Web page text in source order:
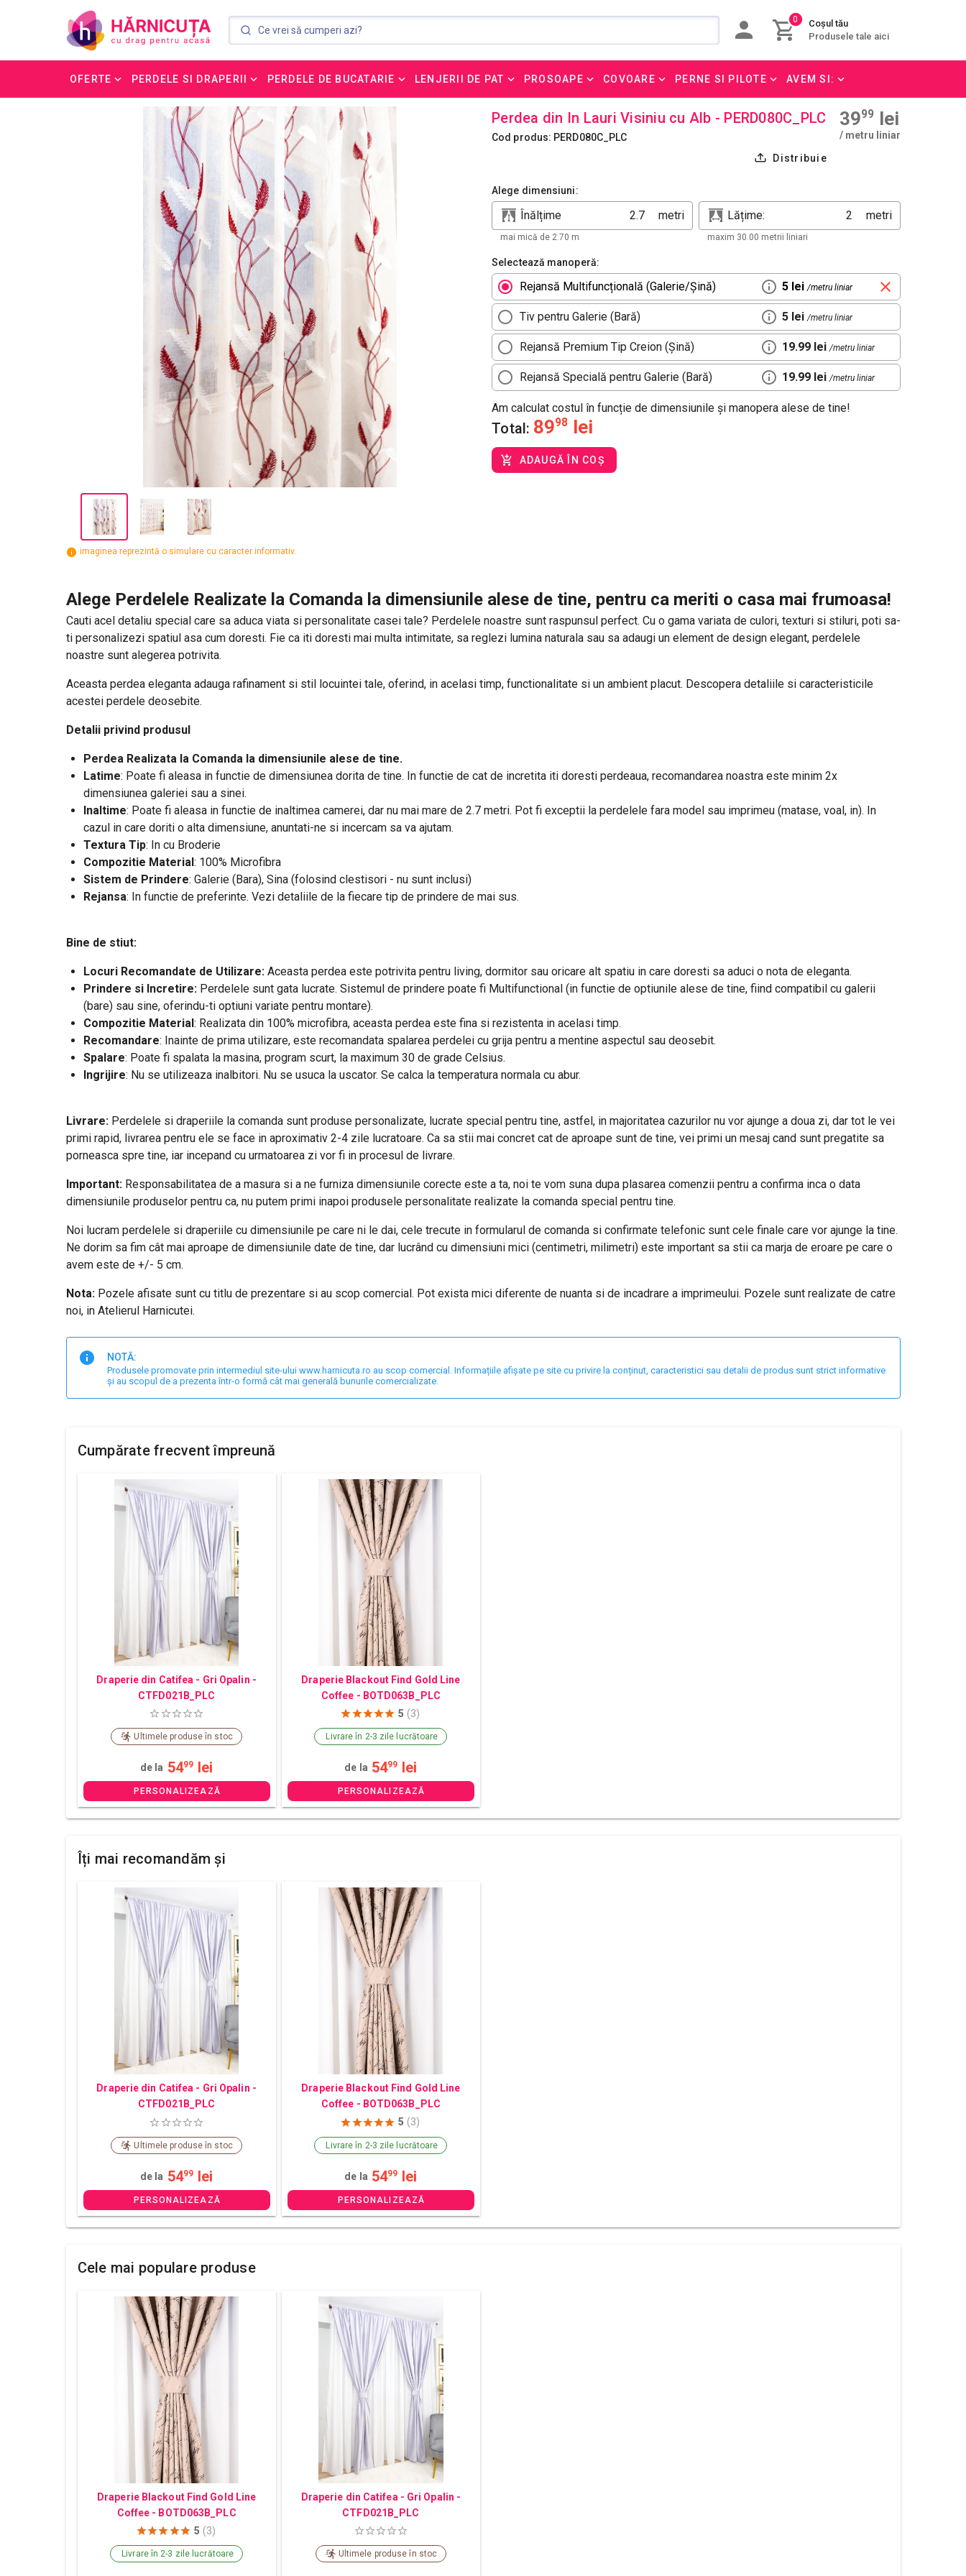
0
Coșul tău
Produsele tale aici
OFERTE PERDELE SI DRAPERII PERDELE DE BUCATARIE LENJERII DE PAT PROSOAPE COVOARE PERNE SI PILOTE AVEM SI:
imaginea reprezintă o simulare cu caracter informativ.
Perdea din In Lauri Visiniu cu Alb - PERD080C_PLC
Cod produs: PERD080C_PLC
Distribuie
3999 lei
/ metru liniar
Alege dimensiuni:
Înălțime metri
mai mică de 2.70 m
Lățime: metri
maxim 30.00 metrii liniari
Selectează manoperă:
Rejansă Multifuncțională (Galerie/Șină) 5 lei /metru liniar
Tiv pentru Galerie (Bară) 5 lei /metru liniar
Rejansă Premium Tip Creion (Șină) 19.99 lei /metru liniar
Rejansă Specială pentru Galerie (Bară) 19.99 lei /metru liniar
Am calculat costul în funcție de dimensiunile și manopera alese de tine!
Total: 8998 lei
ADAUGĂ ÎN COȘ
Alege Perdelele Realizate la Comanda la dimensiunile alese de tine, pentru ca meriti o casa mai frumoasa!
Cauti acel detaliu special care sa aduca viata si personalitate casei tale? Perdelele noastre sunt raspunsul perfect. Cu o gama variata de culori, texturi si stiluri, poti sa-
ti personalizezi spatiul asa cum doresti. Fie ca iti doresti mai multa intimitate, sa reglezi lumina naturala sau sa adaugi un element de design elegant, perdelele
noastre sunt alegerea potrivita.
Aceasta perdea eleganta adauga rafinament si stil locuintei tale, oferind, in acelasi timp, functionalitate si un ambient placut. Descopera detaliile si caracteristicile
acestei perdele deosebite.
Detalii privind produsul
Perdea Realizata la Comanda la dimensiunile alese de tine.
Latime: Poate fi aleasa in functie de dimensiunea dorita de tine. In functie de cat de incretita iti doresti perdeaua, recomandarea noastra este minim 2x
dimensiunea galeriei sau a sinei.
Inaltime: Poate fi aleasa in functie de inaltimea camerei, dar nu mai mare de 2.7 metri. Pot fi exceptii la perdelele fara model sau imprimeu (matase, voal, in). In
cazul in care doriti o alta dimensiune, anuntati-ne si incercam sa va ajutam.
Textura Tip: In cu Broderie
Compozitie Material: 100% Microfibra
Sistem de Prindere: Galerie (Bara), Sina (folosind clestisori - nu sunt inclusi)
Rejansa: In functie de preferinte. Vezi detaliile de la fiecare tip de prindere de mai sus.
Bine de stiut:
Locuri Recomandate de Utilizare: Aceasta perdea este potrivita pentru living, dormitor sau oricare alt spatiu in care doresti sa aduci o nota de eleganta.
Prindere si Incretire: Perdelele sunt gata lucrate. Sistemul de prindere poate fi Multifunctional (in functie de optiunile alese de tine, fiind compatibil cu galerii
(bare) sau sine, oferindu-ti optiuni variate pentru montare).
Compozitie Material: Realizata din 100% microfibra, aceasta perdea este fina si rezistenta in acelasi timp.
Recomandare: Inainte de prima utilizare, este recomandata spalarea perdelei cu grija pentru a mentine aspectul sau deosebit.
Spalare: Poate fi spalata la masina, program scurt, la maximum 30 de grade Celsius.
Ingrijire: Nu se utilizeaza inalbitori. Nu se usuca la uscator. Se calca la temperatura normala cu abur.
Livrare:Perdelele si draperiile la comanda sunt produse personalizate, lucrate special pentru tine, astfel, in majoritatea cazurilor nu vor ajunge a doua zi, dar tot le vei
primi rapid, livrarea pentru ele se face in aproximativ 2-4 zile lucratoare. Ca sa stii mai concret cat de aproape sunt de tine, vei primi un mesaj cand sunt pregatite sa
porneasca spre tine, iar incepand cu urmatoarea zi vor fi in procesul de livrare.
Important: Responsabilitatea de a masura si a ne furniza dimensiunile corecte este a ta, noi te vom suna dupa plasarea comenzii pentru a confirma inca o data
dimensiunile produselor pentru ca, nu putem primi inapoi produsele personalitate realizate la comanda special pentru tine.
Noi lucram perdelele si draperiile cu dimensiunile pe care ni le dai, cele trecute in formularul de comanda si confirmate telefonic sunt cele finale care vor ajunge la tine.
Ne dorim sa fim cât mai aproape de dimensiunile date de tine, dar lucrând cu dimensiuni mici (centimetri, milimetri) este important sa stii ca marja de eroare pe care o
avem este de +/- 5 cm.
Nota:Pozele afisate sunt cu titlu de prezentare si au scop comercial. Pot exista mici diferente de nuanta si de incadrare a imprimeului. Pozele sunt realizate de catre
noi, in Atelierul Harnicutei.
NOTĂ:
Produsele promovate prin intermediul site-ului www.harnicuta.ro au scop comercial. Informațiile afișate pe site cu privire la conținut, caracteristici sau detalii de produs sunt strict informative
și au scopul de a prezenta într-o formă cât mai generală bunurile comercializate.
Cumpărate frecvent împreună
Draperie din Catifea - Gri Opalin -
CTFD021B_PLC
Ultimele produse în stoc
de la 5499 lei
PERSONALIZEAZĂ
Draperie Blackout Find Gold Line
Coffee - BOTD063B_PLC
5 (3)
Livrare în 2-3 zile lucrătoare
de la 5499 lei
PERSONALIZEAZĂ
Îți mai recomandăm și
Draperie din Catifea - Gri Opalin -
CTFD021B_PLC
Ultimele produse în stoc
de la 5499 lei
PERSONALIZEAZĂ
Draperie Blackout Find Gold Line
Coffee - BOTD063B_PLC
5 (3)
Livrare în 2-3 zile lucrătoare
de la 5499 lei
PERSONALIZEAZĂ
Cele mai populare produse
Draperie Blackout Find Gold Line
Coffee - BOTD063B_PLC
5 (3)
Livrare în 2-3 zile lucrătoare
Draperie din Catifea - Gri Opalin -
CTFD021B_PLC
Ultimele produse în stoc